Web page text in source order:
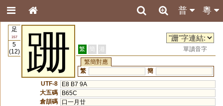
粵
普
足
157
5
(12)
跚 繁 簡 港
單讀音字
繁簡對應
繁
簡
UTF-8
E8 B7 9A
大五碼
B65C
倉頡碼
口一月廿